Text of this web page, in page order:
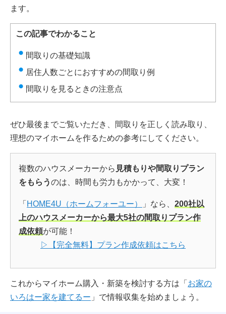
ます。
この記事でわかること
間取りの基礎知識
居住人数ごとにおすすめの間取り例
間取りを見るときの注意点
ぜひ最後までご覧いただき、間取りを正しく読み取り、
理想のマイホームを作るための参考にしてください。
複数のハウスメーカーから 見積もりや間取りプラン
をもらうのは、時間も労力もかかって、大変！
「 HOME4U（ホームフォーユー） 」なら、 200社以
上のハウスメーカーから最大5社の間取りプラン作
成依頼が可能！
▷【完全無料】プラン作成依頼はこちら
これからマイホーム購入・新築を検討する方は「 お家の
いろはー家を建てるー 」で情報収集を始めましょう。